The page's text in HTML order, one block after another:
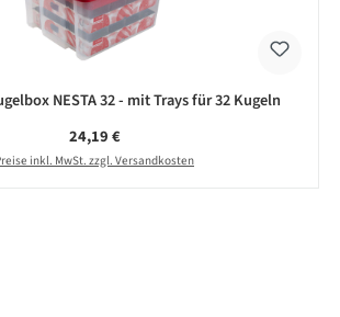
NESTA 32 - mit Trays für 32 Kugeln
Regulärer Preis:
24,19 €
inkl. MwSt. zzgl. Versandkosten